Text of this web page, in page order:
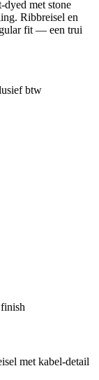
met stone
Ribbreisel en
fit — een trui
btw
met kabel-detail